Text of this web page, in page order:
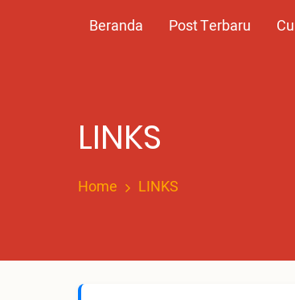
Main
Beranda Post Terbaru
LINKS
Home LINKS